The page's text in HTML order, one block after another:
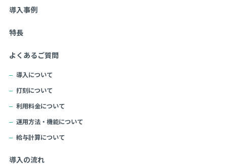
導入事例
特長
よくあるご質問
導入について
打刻について
利用料金について
運用方法・機能について
給与計算について
導入の流れ